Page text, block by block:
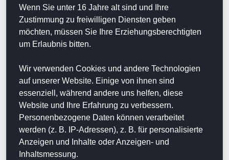
metallische Implantate wie OP-Schrauben oder -
Platten sind kein Hinderungsgrund für die
Anwendung der Physikalischen Gefäßtherapie.
Therapiegeräten erzeugt wird, kann, wie
verschiedene Gutachten bestätigen, keine Störungen
verursachen.
Wichtig für alle Anwender ist: Wenn während oder
nach der Physikalischen Gefäßtherapie unklare
Beschwerden auftreten, sollte immer ein Arzt
konsultiert werden. Ein mögliches leichtes
Wärmegefühl oder Kribbeln während der
Wenn Sie unter 16 Jahre alt sind und Ihre
Zustimmung zu freiwilligen Diensten geben
möchten, müssen Sie Ihre Erziehungsberechtigten
um Erlaubnis bitten.
Wir verwenden Cookies und andere Technologien
auf unserer Website. Einige von ihnen sind
essenziell, während andere uns helfen, diese
Website und Ihre Erfahrung zu verbessern.
Personenbezogene Daten können verarbeitet
werden (z. B. IP-Adressen), z. B. für personalisierte
Anzeigen und Inhalte oder Anzeigen- und
Inhaltsmessung.